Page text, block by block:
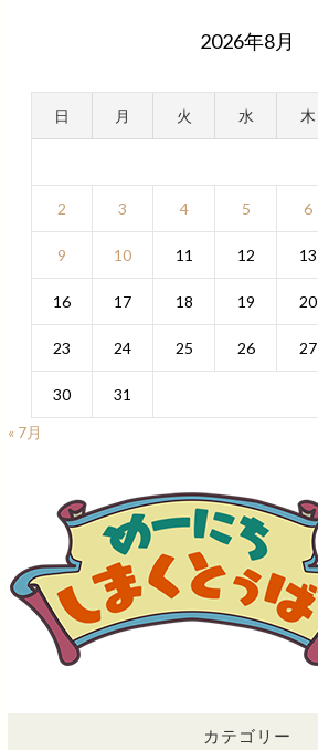
2026年8月
日 月 火 水 木
2 3 4 5 6
9 10 11 12 13
16 17 18 19 20
23 24 25 26 27
30
31
« 7月
カテゴリー